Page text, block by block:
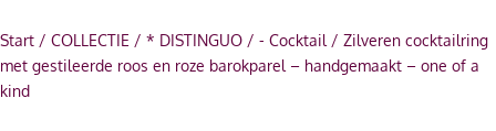
Start / COLLECTIE / * DISTINGUO / - Cocktail / Zilveren cocktailring
met gestileerde roos en roze barokparel – handgemaakt – one of a
kind